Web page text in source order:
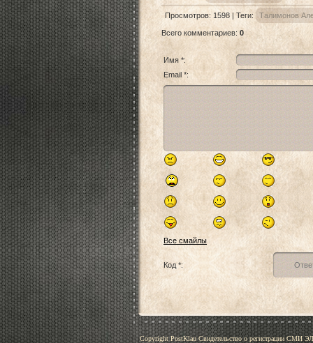
Просмотров: 1598 | Теги: Талимонов
Всего комментариев: 0
Имя *:
Email *:
Все смайлы
Код *:
Copyright PostKlau Свидетельство о регистрации СМИ